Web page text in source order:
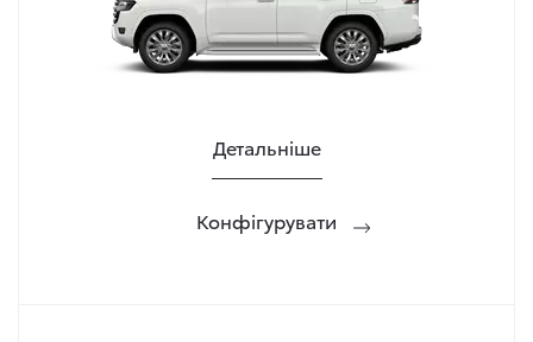
Детальніше
Конфігурувати